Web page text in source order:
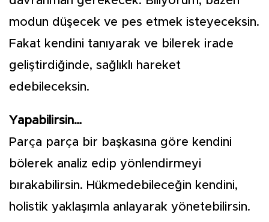
modun düşecek ve pes etmek isteyeceksin.
Fakat kendini tanıyarak ve bilerek irade
geliştirdiğinde, sağlıklı hareket
edebileceksin.
Yapabilirsin…
Parça parça bir başkasına göre kendini
bölerek analiz edip yönlendirmeyi
bırakabilirsin. Hükmedebileceğin kendini,
holistik yaklaşımla anlayarak yönetebilirsin.